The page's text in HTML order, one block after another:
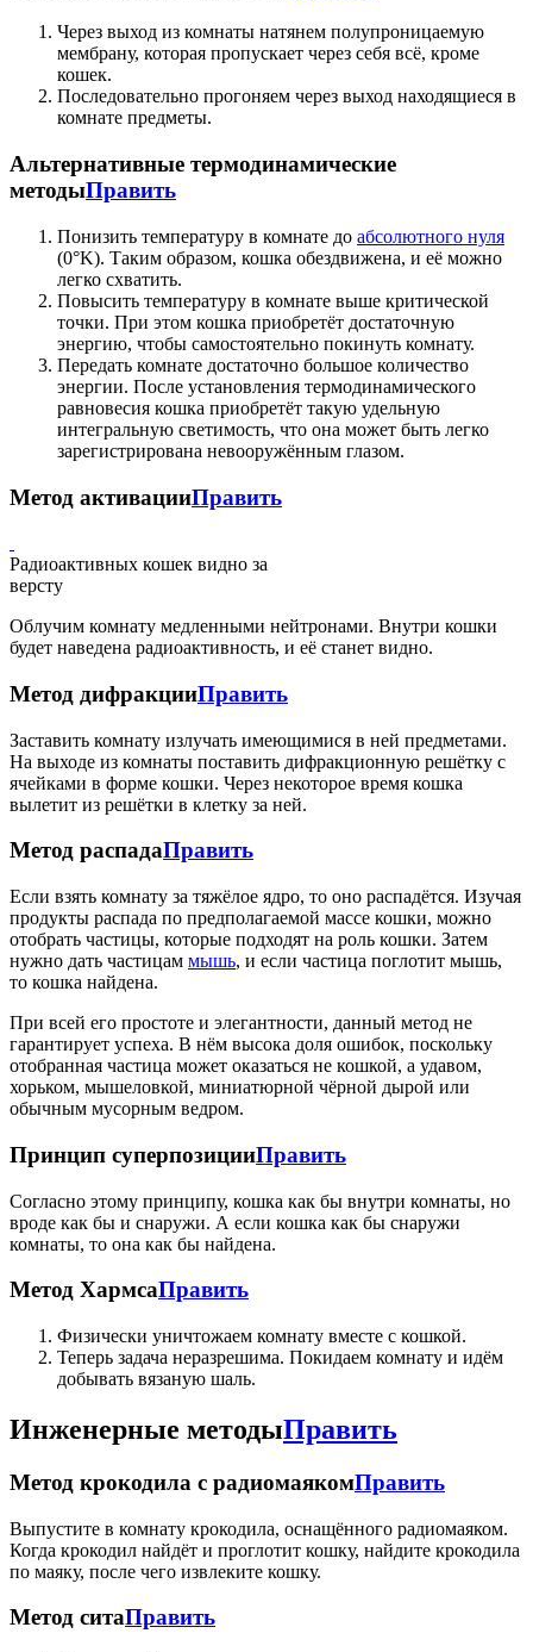
Через выход из комнаты натянем полупроницаемую
мембрану, которая пропускает через себя всё, кроме
кошек.
Последовательно прогоняем через выход находящиеся в
комнате предметы.
Альтернативные термодинамические
методыПравить
Понизить температуру в комнате до абсолютного нуля
(0°K). Таким образом, кошка обездвижена, и её можно
легко схватить.
Повысить температуру в комнате выше критической
точки. При этом кошка приобретёт достаточную
энергию, чтобы самостоятельно покинуть комнату.
Передать комнате достаточно большое количество
энергии. После установления термодинамического
равновесия кошка приобретёт такую удельную
интегральную светимость, что она может быть легко
зарегистрирована невооружённым глазом.
Метод активацииПравить
Радиоактивных кошек видно за
версту
Облучим комнату медленными нейтронами. Внутри кошки
будет наведена радиоактивность, и её станет видно.
Метод дифракцииПравить
Заставить комнату излучать имеющимися в ней предметами.
На выходе из комнаты поставить дифракционную решётку с
ячейками в форме кошки. Через некоторое время кошка
вылетит из решётки в клетку за ней.
Метод распадаПравить
Если взять комнату за тяжёлое ядро, то оно распадётся. Изучая
продукты распада по предполагаемой массе кошки, можно
отобрать частицы, которые подходят на роль кошки. Затем
нужно дать частицам мышь, и если частица поглотит мышь,
то кошка найдена.
При всей его простоте и элегантности, данный метод не
гарантирует успеха. В нём высока доля ошибок, поскольку
отобранная частица может оказаться не кошкой, а удавом,
хорьком, мышеловкой, миниатюрной чёрной дырой или
обычным мусорным ведром.
Принцип суперпозицииПравить
Согласно этому принципу, кошка как бы внутри комнаты, но
вроде как бы и снаружи. А если кошка как бы снаружи
комнаты, то она как бы найдена.
Метод ХармсаПравить
Физически уничтожаем комнату вместе с кошкой.
Теперь задача неразрешима. Покидаем комнату и идём
добывать вязаную шаль.
Инженерные методыПравить
Метод крокодила с радиомаякомПравить
Выпустите в комнату крокодила, оснащённого радиомаяком.
Когда крокодил найдёт и проглотит кошку, найдите крокодила
по маяку, после чего извлеките кошку.
Метод ситаПравить